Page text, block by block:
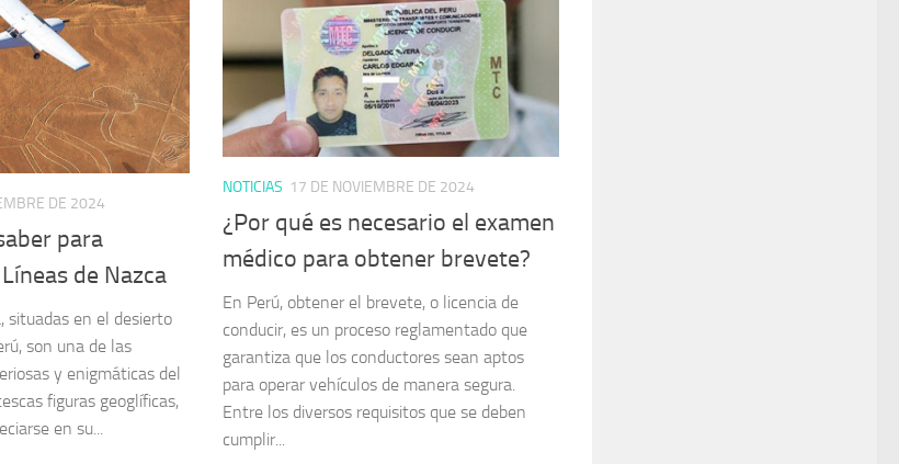
DE 2024
para
de Nazca
situadas en el desierto
son una de las
y enigmáticas del
figuras geoglíficas,
en su...
NOTICIAS 17 DE NOVIEMBRE DE 2024
¿Por qué es necesario el examen
médico para obtener brevete?
En Perú, obtener el brevete, o licencia de
conducir, es un proceso reglamentado que
garantiza que los conductores sean aptos
para operar vehículos de manera segura.
Entre los diversos requisitos que se deben
cumplir...